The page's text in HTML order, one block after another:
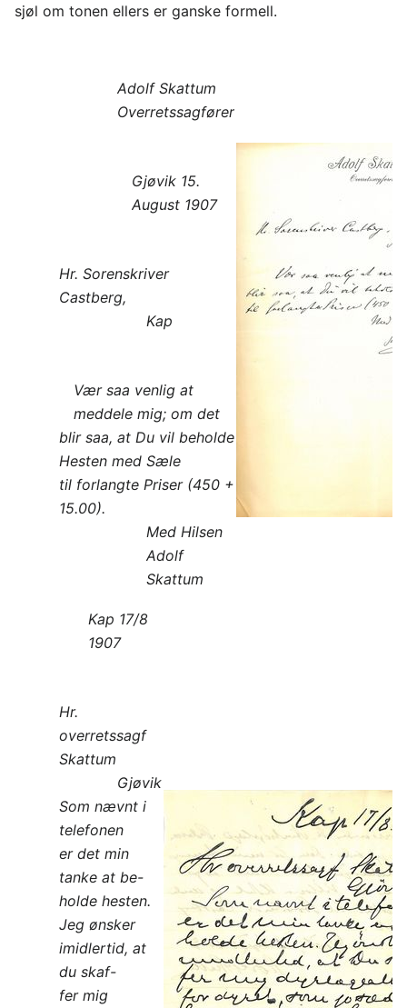
sjøl om tonen ellers er ganske formell.
Adolf Skattum
Overretssagfører
Gjøvik 15.
August 1907
Hr. Sorenskriver
Castberg,
Kap
Vær saa venlig at
meddele mig; om det
blir saa, at Du vil beholde
Hesten med Sæle
til forlangte Priser (450 +
15.00).
Med Hilsen
Adolf
Skattum
Kap 17/8
1907
Hr.
overretssagf
Skattum
Gjøvik
Som nævnt i
telefonen
er det min
tanke at be-
holde hesten.
Jeg ønsker
imidlertid, at
du skaf-
fer mig